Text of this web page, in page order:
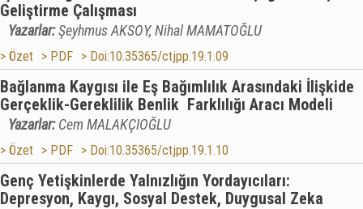
Geliştirme Çalışması
Yazarlar:Şeyhmus AKSOY, Nihal MAMATOĞLU
> Özet > PDF > Doi:10.35365/ctjpp.19.1.09
Bağlanma Kaygısı ile Eş Bağımlılık Arasındaki İlişkide
Gerçeklik-Gereklilik Benlik Farklılığı Aracı Modeli
Yazarlar:Cem MALAKÇIOĞLU
> Özet > PDF > Doi:10.35365/ctjpp.19.1.10
Genç Yetişkinlerde Yalnızlığın Yordayıcıları:
Depresyon, Kaygı, Sosyal Destek, Duygusal Zeka